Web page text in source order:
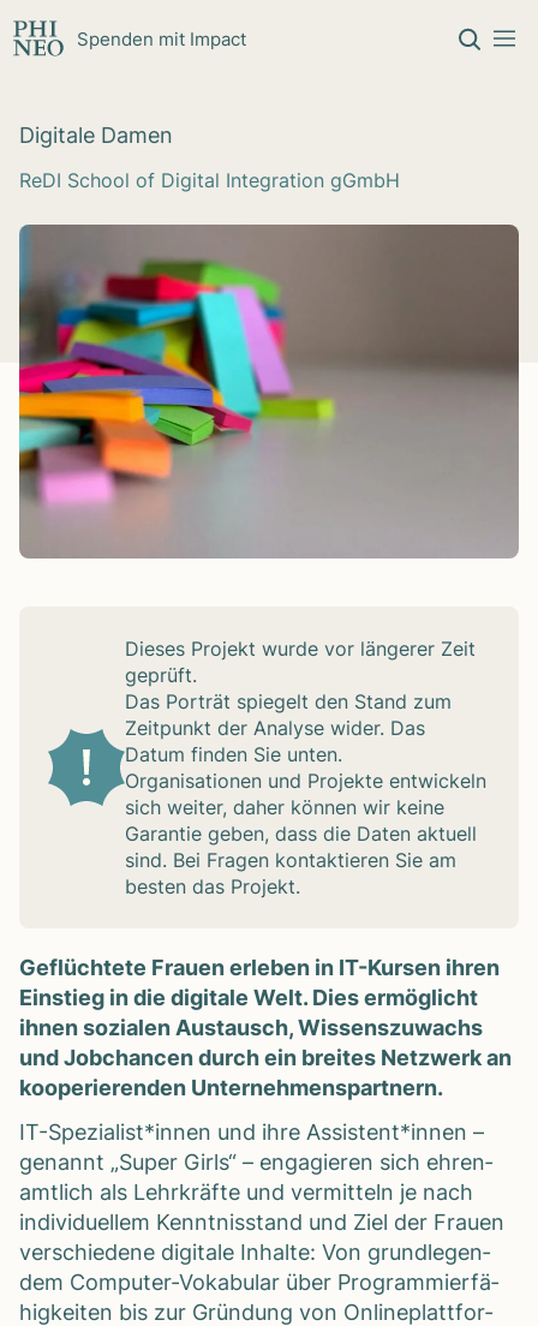
Spenden mit Impact
Digi­tale Damen
ReDI School of Digital Integration gGmbH
Die­ses Pro­jekt wurde vor län­ge­rer Zeit
geprüft.
Das Por­trät spie­gelt den Stand zum
Zeit­punkt der Ana­lyse wider. Das
Datum fin­den Sie unten.
Orga­ni­sa­tio­nen und Pro­jekte ent­wi­ckeln
sich wei­ter, daher kön­nen wir keine
Garan­tie geben, dass die Daten aktu­ell
sind. Bei Fra­gen kon­tak­tie­ren Sie am
bes­ten das Pro­jekt.
Geflüch­tete Frauen erle­ben in IT-Kur­sen ihren
Ein­stieg in die digi­tale Welt. Dies ermög­licht
ihnen sozia­len Aus­tausch, Wis­sens­zu­wachs
und Job­chan­cen durch ein brei­tes Netz­werk an
koope­rie­ren­den Unter­neh­mens­part­nern.
IT-Spezialist*innen und ihre Assistent*innen –
genannt „Super Girls“ – enga­gie­ren sich ehren­
amt­lich als Lehr­kräfte und ver­mit­teln je nach
indi­vi­du­el­lem Kennt­nis­stand und Ziel der Frauen
ver­schie­dene digi­tale Inhalte: Von grund­le­gen­
dem Com­pu­ter-Voka­bu­lar über Pro­gram­mier­fä­
hig­kei­ten bis zur Grün­dung von Online­platt­for­